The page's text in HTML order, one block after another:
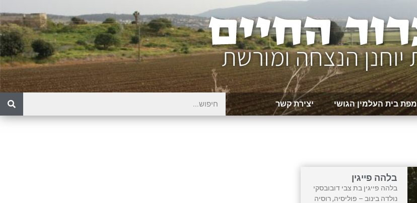
מפת בית העלמין הגושי יצירת קשר
בלהה פייגין
בלהה פייגין בת צבי דובובסקי
נולדה בינוב – פוליסיה, רוסיה